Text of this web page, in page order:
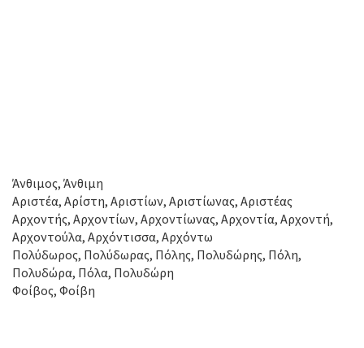
Άνθιμος, Άνθιμη
Αριστέα, Αρίστη, Αριστίων, Αριστίωνας, Αριστέας
Αρχοντής, Αρχοντίων, Αρχοντίωνας, Αρχοντία, Αρχοντή,
Αρχοντούλα, Αρχόντισσα, Αρχόντω
Πολύδωρος, Πολύδωρας, Πόλης, Πολυδώρης, Πόλη,
Πολυδώρα, Πόλα, Πολυδώρη
Φοίβος, Φοίβη